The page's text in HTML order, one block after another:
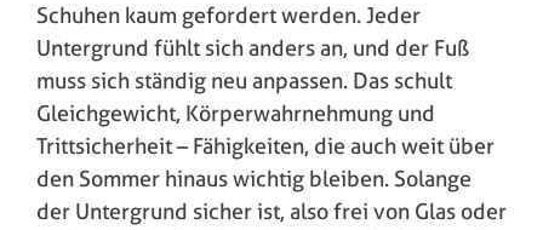
Schuhen kaum gefordert werden. Jeder
Untergrund fühlt sich anders an, und der Fuß
muss sich ständig neu anpassen. Das schult
Gleichgewicht, Körperwahrnehmung und
Trittsicherheit – Fähigkeiten, die auch weit über
den Sommer hinaus wichtig bleiben. Solange
der Untergrund sicher ist, also frei von Glas oder